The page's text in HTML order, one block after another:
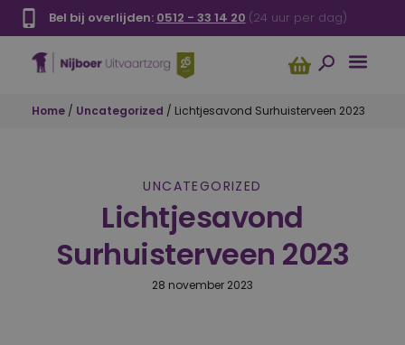
Bel bij overlijden: 0512 - 33 14 20 (24 uur per dag)
Home / Uncategorized / Lichtjesavond Surhuisterveen 2023
UNCATEGORIZED
Lichtjesavond
Surhuisterveen 2023
28 november 2023